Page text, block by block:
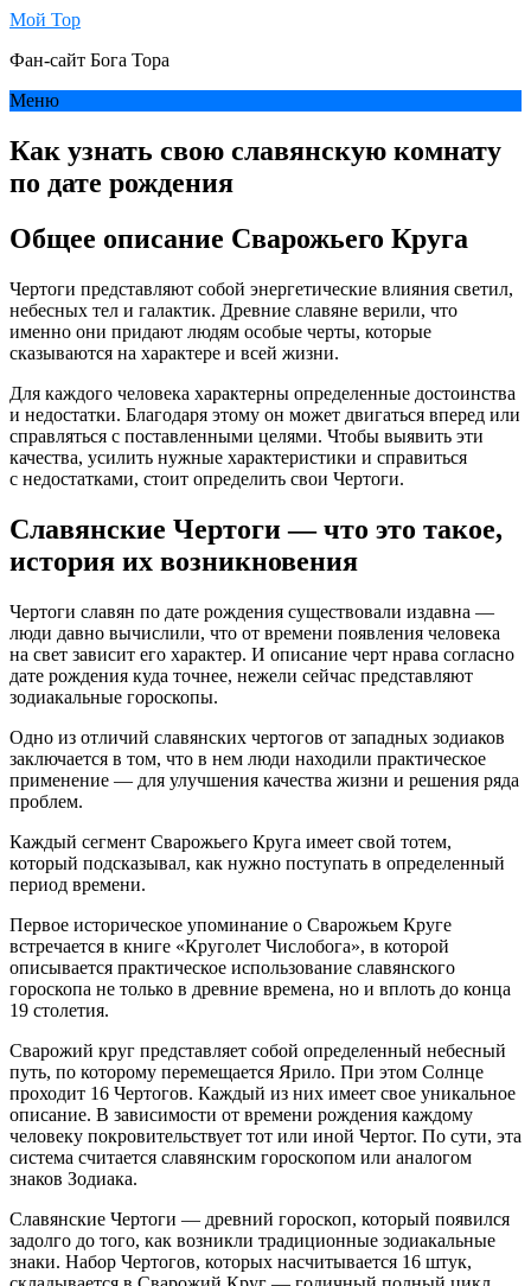
Мой Тор
Фан-сайт Бога Тора
Меню
Как узнать свою славянскую комнату
по дате рождения
Общее описание Сварожьего Круга
Чертоги представляют собой энергетические влияния светил,
небесных тел и галактик. Древние славяне верили, что
именно они придают людям особые черты, которые
сказываются на характере и всей жизни.
Для каждого человека характерны определенные достоинства
и недостатки. Благодаря этому он может двигаться вперед или
справляться с поставленными целями. Чтобы выявить эти
качества, усилить нужные характеристики и справиться
с недостатками, стоит определить свои Чертоги.
Славянские Чертоги — что это такое,
история их возникновения
Чертоги славян по дате рождения существовали издавна —
люди давно вычислили, что от времени появления человека
на свет зависит его характер. И описание черт нрава согласно
дате рождения куда точнее, нежели сейчас представляют
зодиакальные гороскопы.
Одно из отличий славянских чертогов от западных зодиаков
заключается в том, что в нем люди находили практическое
применение — для улучшения качества жизни и решения ряда
проблем.
Каждый сегмент Сварожьего Круга имеет свой тотем,
который подсказывал, как нужно поступать в определенный
период времени.
Первое историческое упоминание о Сварожьем Круге
встречается в книге «Круголет Числобога», в которой
описывается практическое использование славянского
гороскопа не только в древние времена, но и вплоть до конца
19 столетия.
Сварожий круг представляет собой определенный небесный
путь, по которому перемещается Ярило. При этом Солнце
проходит 16 Чертогов. Каждый из них имеет свое уникальное
описание. В зависимости от времени рождения каждому
человеку покровительствует тот или иной Чертог. По сути, эта
система считается славянским гороскопом или аналогом
знаков Зодиака.
Славянские Чертоги — древний гороскоп, который появился
задолго до того, как возникли традиционные зодиакальные
знаки. Набор Чертогов, которых насчитывается 16 штук,